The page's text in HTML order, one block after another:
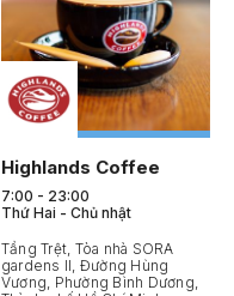
Highlands Coffee
7:00 - 23:00
Thứ Hai - Chủ nhật
Tầng Trệt, Tòa nhà SORA
gardens II, Đường Hùng
Vương, Phường Bình Dương,